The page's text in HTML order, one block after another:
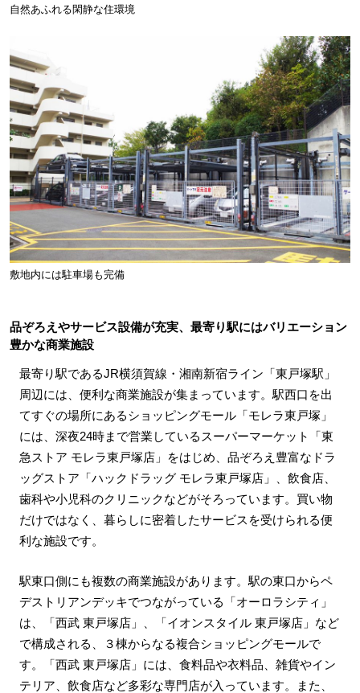
自然あふれる閑静な住環境
敷地内には駐車場も完備
品ぞろえやサービス設備が充実、最寄り駅にはバリエーション
豊かな商業施設
最寄り駅であるJR横須賀線・湘南新宿ライン「東戸塚駅」
周辺には、便利な商業施設が集まっています。駅西口を出
てすぐの場所にあるショッピングモール「モレラ東戸塚」
には、深夜24時まで営業しているスーパーマーケット「東
急ストア モレラ東戸塚店」をはじめ、品ぞろえ豊富なドラ
ッグストア「ハックドラッグ モレラ東戸塚店」、飲食店、
歯科や小児科のクリニックなどがそろっています。買い物
だけではなく、暮らしに密着したサービスを受けられる便
利な施設です。
駅東口側にも複数の商業施設があります。駅の東口からペ
デストリアンデッキでつながっている「オーロラシティ」
は、「西武 東戸塚店」、「イオンスタイル 東戸塚店」など
で構成される、３棟からなる複合ショッピングモールで
す。「西武 東戸塚店」には、食料品や衣料品、雑貨やイン
テリア、飲食店など多彩な専門店が入っています。また、